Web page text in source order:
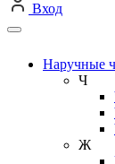
Вход
Наручные
Ч
Ж